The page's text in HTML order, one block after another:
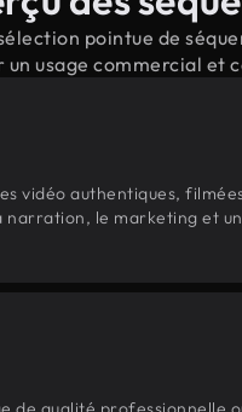
pointue de
un usage commercial et
vidéo authentiques,
le marketing et